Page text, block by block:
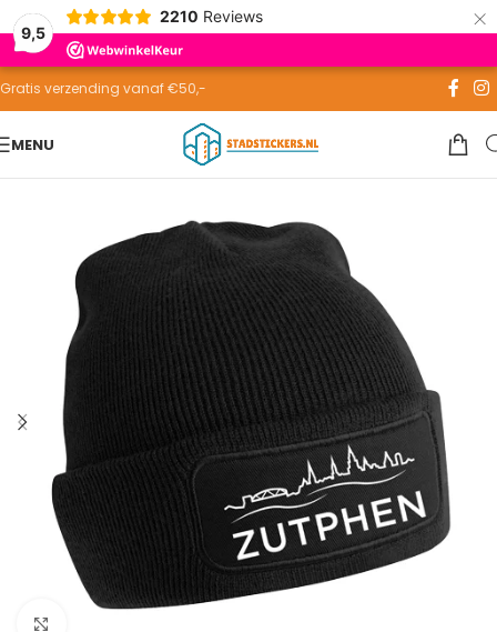
9,5
2210 Reviews ×
Skip to navigation
Skip to main content
Gratis verzending vanaf €50,-
MENU